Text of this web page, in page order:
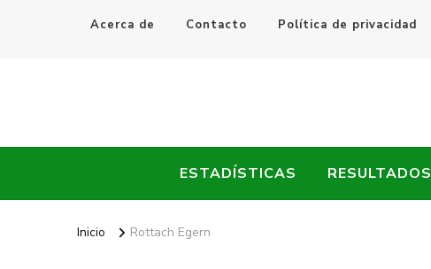
Acerca de Contacto Política de privacidad
Every Fútbol
ESTADÍSTICAS RESULTADOS
Inicio Rottach Egern